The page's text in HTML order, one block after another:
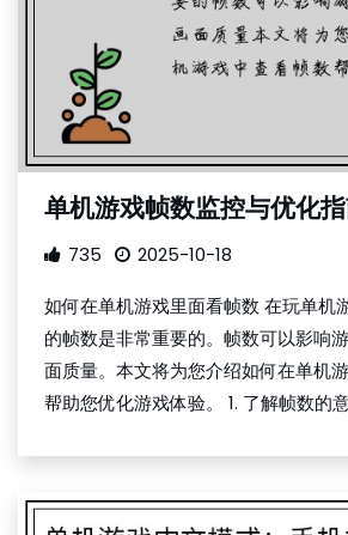
单机游戏帧数监控与优化
735 2025-10-18
如何在单机游戏里面看帧数 在玩单机
的帧数是非常重要的。帧数可以影响
面质量。本文将为您介绍如何在单机
帮助您优化游戏体验。 1. 了解帧数的